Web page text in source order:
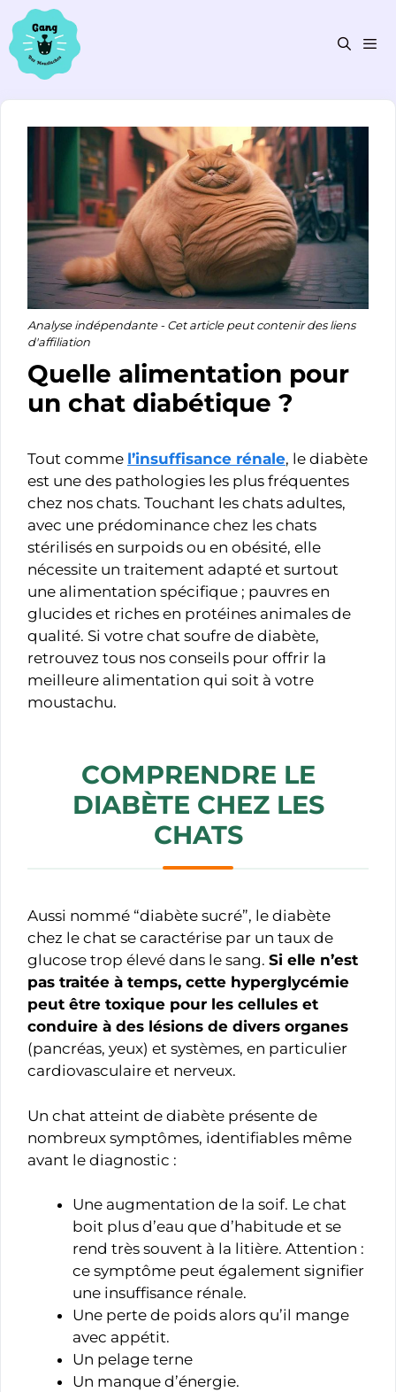
Aller
au
contenu
Analyse indépendante - Cet article peut contenir des liens
d'affiliation
Quelle alimentation pour
un chat diabétique ?
Tout comme l’insuffisance rénale, le diabète
est une des pathologies les plus fréquentes
chez nos chats. Touchant les chats adultes,
avec une prédominance chez les chats
stérilisés en surpoids ou en obésité, elle
nécessite un traitement adapté et surtout
une alimentation spécifique ; pauvres en
glucides et riches en protéines animales de
qualité. Si votre chat soufre de diabète,
retrouvez tous nos conseils pour offrir la
meilleure alimentation qui soit à votre
moustachu.
COMPRENDRE LE
DIABÈTE CHEZ LES
CHATS
Aussi nommé “diabète sucré”, le diabète
chez le chat se caractérise par un taux de
glucose trop élevé dans le sang. Si elle n’est
pas traitée à temps, cette hyperglycémie
peut être toxique pour les cellules et
conduire à des lésions de divers organes
(pancréas, yeux) et systèmes, en particulier
cardiovasculaire et nerveux.
Un chat atteint de diabète présente de
nombreux symptômes, identifiables même
avant le diagnostic :
Une augmentation de la soif. Le chat
boit plus d’eau que d’habitude et se
rend très souvent à la litière. Attention :
ce symptôme peut également signifier
une insuffisance rénale.
Une perte de poids alors qu’il mange
avec appétit.
Un pelage terne
Un manque d’énergie.